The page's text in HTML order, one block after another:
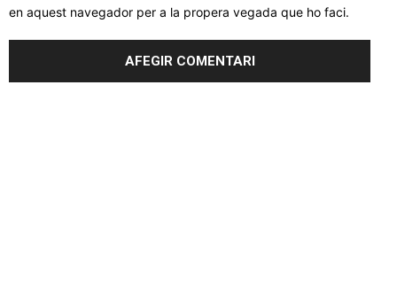
en aquest navegador per a la propera vegada que ho faci.